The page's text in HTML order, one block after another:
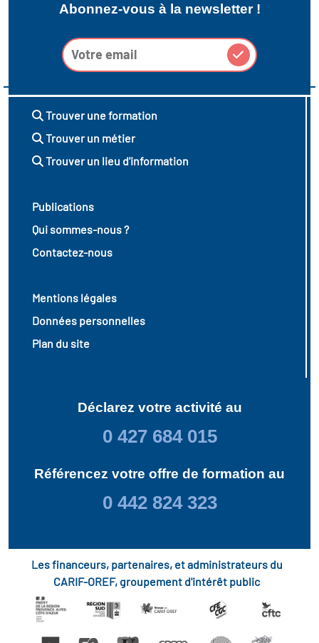
Abonnez-vous à la newsletter !
Trouver une formation
Trouver un métier
Trouver un lieu d'information
Publications
Qui sommes-nous ?
Contactez-nous
Mentions légales
Données personnelles
Plan du site
Déclarez votre activité au
0 427 684 015
Référencez votre offre de formation au
0 442 824 323
Les financeurs, partenaires, et administrateurs du
CARIF-OREF, groupement d'intérêt public